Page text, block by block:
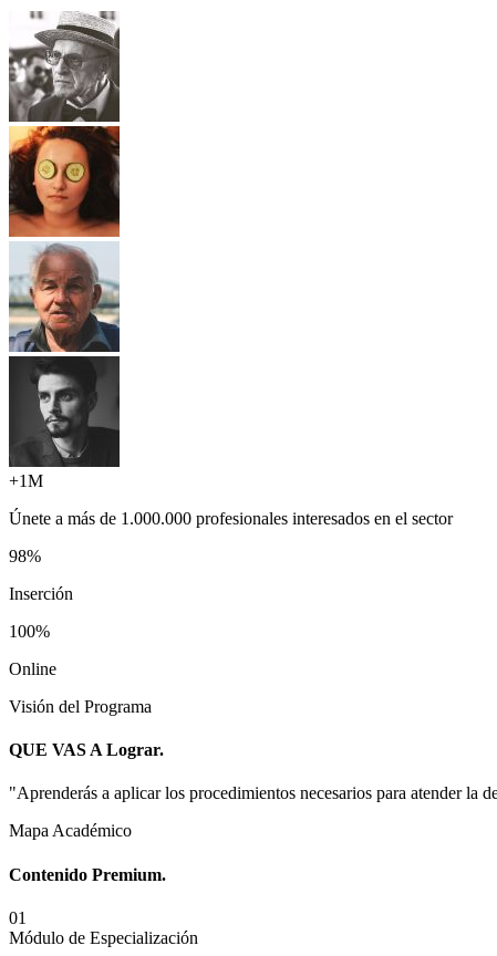
+1M
Únete a más de 1.000.000 profesionales interesados en el sector
98%
Inserción
100%
Online
Visión del Programa
QUE VAS A Lograr.
"Aprenderás a aplicar los procedimientos necesarios para atender la
Mapa Académico
Contenido Premium.
01
Módulo de Especialización